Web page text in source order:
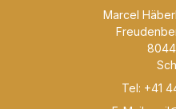
Marcel
Tel: +41